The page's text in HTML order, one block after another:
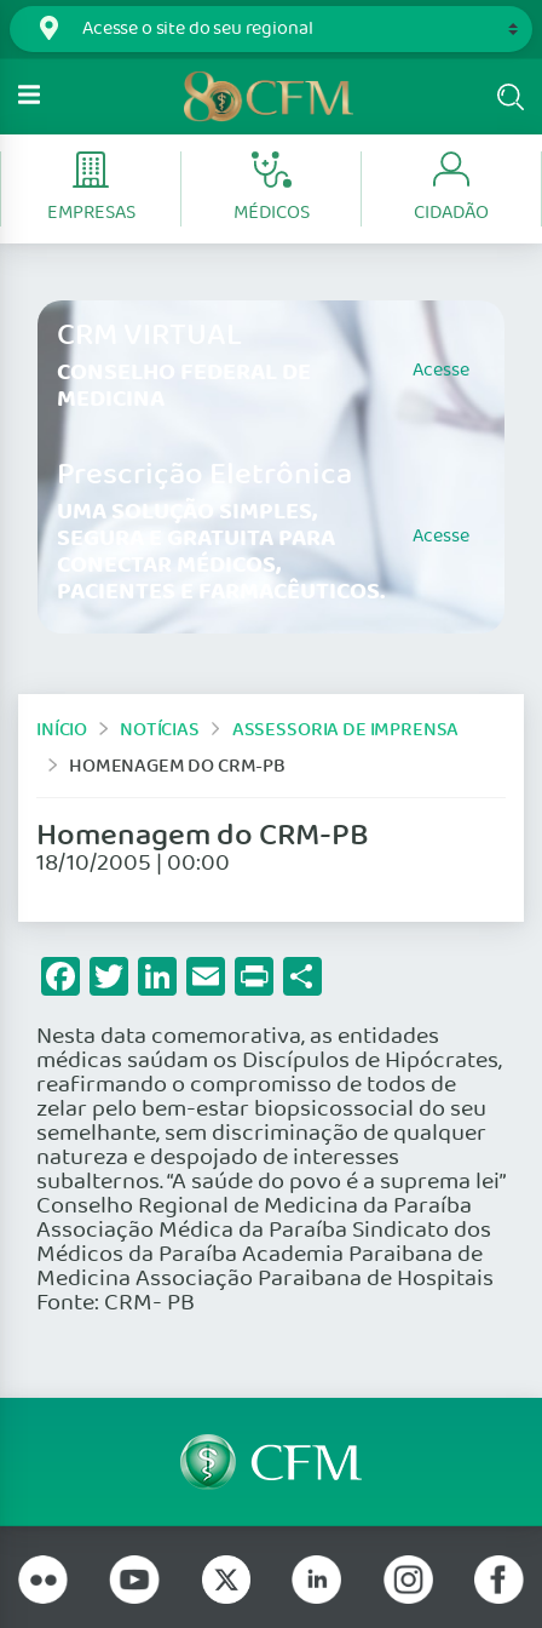
EMPRESAS MÉDICOS CIDADÃO
CRM VIRTUAL
CONSELHO FEDERAL DE
MEDICINA
Acesse
Prescrição Eletrônica
UMA SOLUÇÃO SIMPLES,
SEGURA E GRATUITA PARA
CONECTAR MÉDICOS,
PACIENTES E FARMACÊUTICOS.
Acesse
INÍCIO NOTÍCIAS
ASSESSORIA DE IMPRENSA
HOMENAGEM DO CRM-PB
Homenagem do CRM-PB
18/10/2005 | 00:00
Facebook
Twitter
LinkedIn
Email
Print
Nesta data comemorativa, as entidades
médicas saúdam os Discípulos de Hipócrates,
reafirmando o compromisso de todos de
zelar pelo bem-estar biopsicossocial do seu
semelhante, sem discriminação de qualquer
natureza e despojado de interesses
subalternos. “A saúde do povo é a suprema lei”
Conselho Regional de Medicina da Paraíba
Associação Médica da Paraíba Sindicato dos
Médicos da Paraíba Academia Paraibana de
Medicina Associação Paraibana de Hospitais
Fonte: CRM- PB